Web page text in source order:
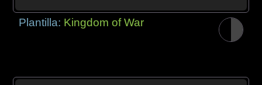
Plantilla: Kingdom of War